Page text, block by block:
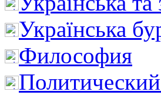
Українська
Философия